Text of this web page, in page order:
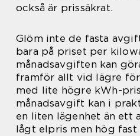
också är prissäkrat.
Glöm inte de fasta
bara på priset per
månadsavgiften kan
framför allt vid lägre
med lite högre kWh-
månadsavgift kan i
en liten lägenhet än ett
lågt elpris men hög